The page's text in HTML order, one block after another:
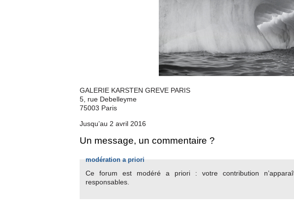
GALERIE KARSTEN GREVE PARIS
5, rue Debelleyme
75003 Paris
Jusqu’au 2 avril 2016
Un message, un commentaire ?
modération a priori
Ce forum est modéré a priori : votre contribution
responsables.